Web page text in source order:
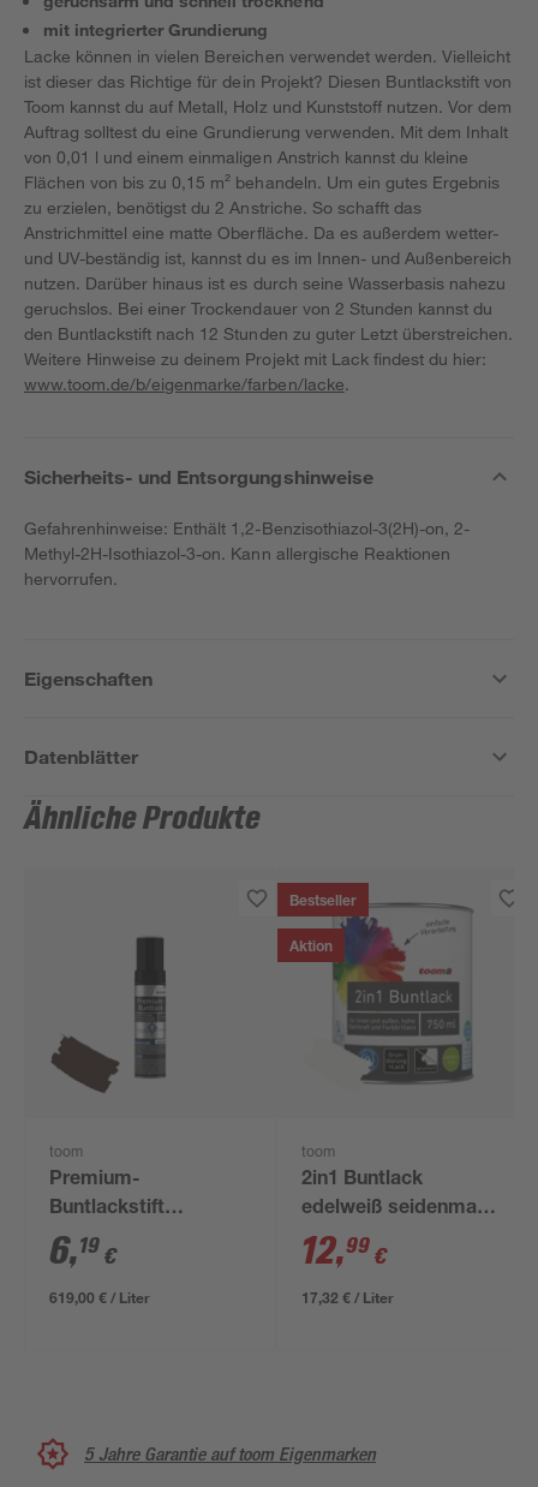
mit integrierter Grundierung
Lacke können in vielen Bereichen verwendet werden. Vielleicht
ist dieser das Richtige für dein Projekt? Diesen Buntlackstift von
Toom kannst du auf Metall, Holz und Kunststoff nutzen. Vor dem
Auftrag solltest du eine Grundierung verwenden. Mit dem Inhalt
von 0,01 l und einem einmaligen Anstrich kannst du kleine
Flächen von bis zu 0,15 m² behandeln. Um ein gutes Ergebnis
zu erzielen, benötigst du 2 Anstriche. So schafft das
Anstrichmittel eine matte Oberfläche. Da es außerdem wetter-
und UV-beständig ist, kannst du es im Innen- und Außenbereich
nutzen. Darüber hinaus ist es durch seine Wasserbasis nahezu
geruchslos. Bei einer Trockendauer von 2 Stunden kannst du
den Buntlackstift nach 12 Stunden zu guter Letzt überstreichen.
Weitere Hinweise zu deinem Projekt mit Lack findest du hier:
www.toom.de/b/eigenmarke/farben/lacke.
Sicherheits- und Entsorgungshinweise
Gefahrenhinweise: Enthält 1,2-Benzisothiazol-3(2H)-on, 2-
Methyl-2H-Isothiazol-3-on. Kann allergische Reaktionen
hervorrufen.
Eigenschaften
Datenblätter
Ähnliche Produkte
toom
Premium-
Buntlackstift
schokobraun
glänzend 12 ml
6,19 €
619,00 € / Liter
Bestseller
Aktion
toom
2in1 Buntlack
edelweiß seidenmatt
750 ml
12,99 €
17,32 € / Liter
5 Jahre Garantie auf toom Eigenmarken